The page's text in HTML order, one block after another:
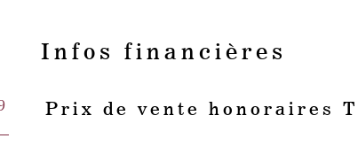
Infos financières
Caractéristiques Valeurs
Prix de vente honoraires